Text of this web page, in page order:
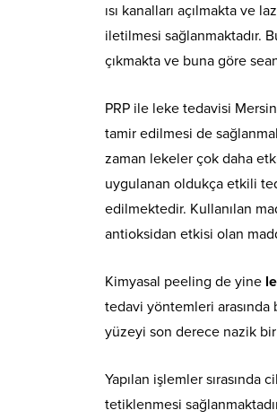
ısı kanalları açılmakta
iletilmesi sağlanmaktadır.
çıkmakta ve buna göre
PRP ile leke tedavisi
tamir edilmesi de
zaman lekeler çok daha
uygulanan oldukça etkili
edilmektedir. Kullanılan
antioksidan etkisi olan
Kimyasal peeling de yine
tedavi yöntemleri arasında
yüzeyi son derece nazik bir
Yapılan işlemler
tetiklenmesi